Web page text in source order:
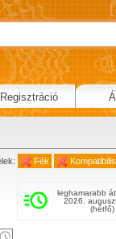
Fék
leghamarabb
2026.
(hétfő)
Regisztráció